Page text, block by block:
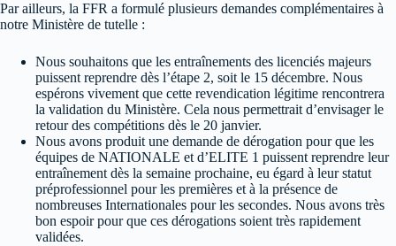
Par ailleurs, la FFR a formulé plusieurs demandes complémentaires à
notre Ministère de tutelle :
Nous souhaitons que les entraînements des licenciés majeurs
puissent reprendre dès l’étape 2, soit le 15 décembre. Nous
espérons vivement que cette revendication légitime rencontrera
la validation du Ministère. Cela nous permettrait d’envisager le
retour des compétitions dès le 20 janvier.
Nous avons produit une demande de dérogation pour que les
équipes de NATIONALE et d’ELITE 1 puissent reprendre leur
entraînement dès la semaine prochaine, eu égard à leur statut
préprofessionnel pour les premières et à la présence de
nombreuses Internationales pour les secondes. Nous avons très
bon espoir pour que ces dérogations soient très rapidement
validées.